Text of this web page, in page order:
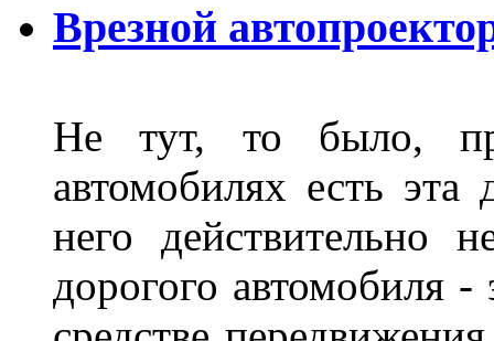
Врезной
Не тут, то было,
автомобилях есть
него действительно
дорогого автомобиля